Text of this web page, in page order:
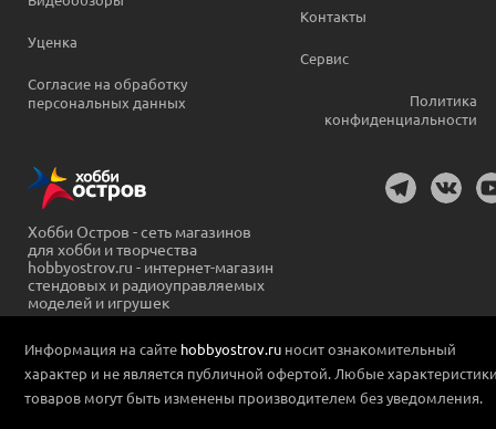
Уценка
Согласие на обработку
персональных данных
Контакты
Сервис
Политика
конфиденциальности
Хобби Остров - сеть магазинов
для хобби и творчества
hobbyostrov.ru - интернет-магазин
стендовых и радиоуправляемых
моделей и игрушек
Информация на сайте hobbyostrov.ru носит ознакомительный
характер и не является публичной офертой. Любые
товаров могут быть изменены производителем без уведомления.